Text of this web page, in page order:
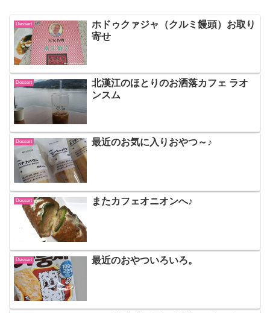
Dessert
ホドゥクァジャ（クルミ饅頭）お取り
寄せ
Dessert
北漢江のほとりのお洒落カフェ ラオ
ンスム
Dessert 最近のお気に入りおやつ～♪
Dessert またカフェオニオンへ♪
Dessert 最近のおやついろいろ。